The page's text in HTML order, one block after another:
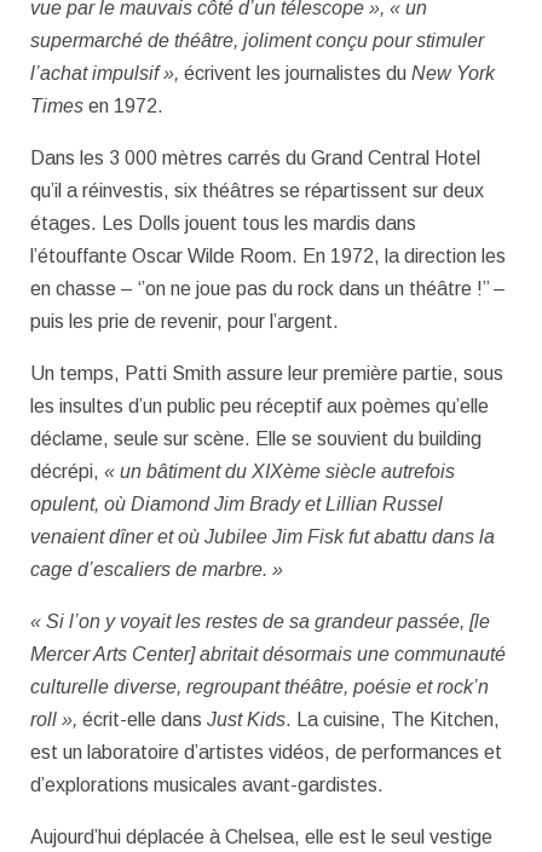
vue par le mauvais côté d’un télescope », « un
supermarché de théâtre, joliment conçu pour stimuler
l’achat impulsif », écrivent les journalistes du New York
Times en 1972.
Dans les 3 000 mètres carrés du Grand Central Hotel
qu’il a réinvestis, six théâtres se répartissent sur deux
étages. Les Dolls jouent tous les mardis dans
l’étouffante Oscar Wilde Room. En 1972, la direction les
en chasse – ‘’on ne joue pas du rock dans un théâtre !’’ –
puis les prie de revenir, pour l’argent.
Un temps, Patti Smith assure leur première partie, sous
les insultes d’un public peu réceptif aux poèmes qu’elle
déclame, seule sur scène. Elle se souvient du building
décrépi, « un bâtiment du XIXème siècle autrefois
opulent, où Diamond Jim Brady et Lillian Russel
venaient dîner et où Jubilee Jim Fisk fut abattu dans la
cage d’escaliers de marbre. »
« Si l’on y voyait les restes de sa grandeur passée, [le
Mercer Arts Center] abritait désormais une communauté
culturelle diverse, regroupant théâtre, poésie et rock’n
roll », écrit-elle dans Just Kids. La cuisine, The Kitchen,
est un laboratoire d’artistes vidéos, de performances et
d’explorations musicales avant-gardistes.
Aujourd’hui déplacée à Chelsea, elle est le seul vestige